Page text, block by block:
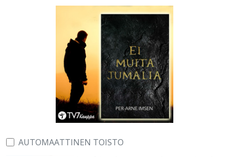
AUTOMAATTINEN TOISTO